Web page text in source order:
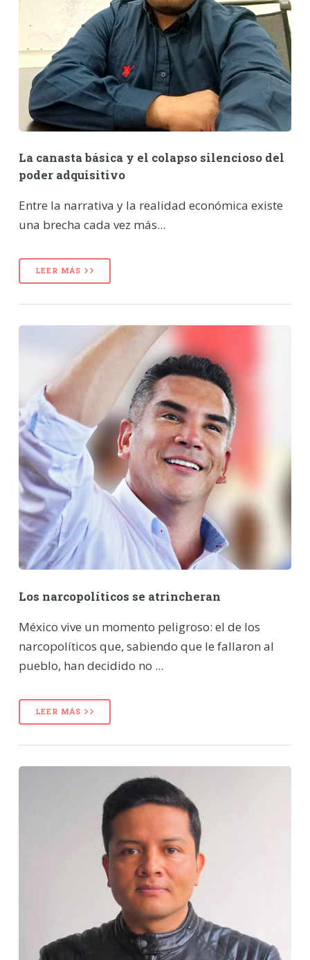
La canasta básica y el colapso silencioso del
poder adquisitivo
Entre la narrativa y la realidad económica existe
una brecha cada vez más...
LEER MÁS
Los narcopolíticos se atrincheran
México vive un momento peligroso: el de los
narcopolíticos que, sabiendo que le fallaron al
pueblo, han decidido no ...
LEER MÁS